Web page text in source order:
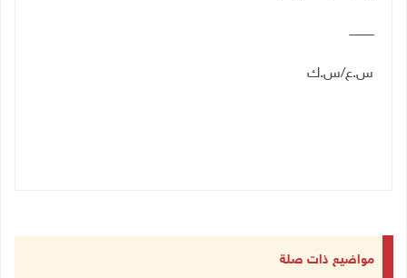
ـــــــــــــ
س.ع/س.ك
مواضيع ذات صلة